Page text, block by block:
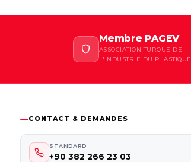
Membre PAGEV
ASSOCIATION TURQUE DE
L'INDUSTRIE DU PLASTIQUE
CONTACT & DEMANDES
STANDARD
+90 382 266 23 03